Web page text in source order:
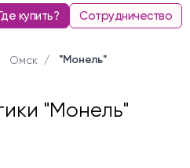
купить? Сотрудничество
Омск "Монель"
"Монель"